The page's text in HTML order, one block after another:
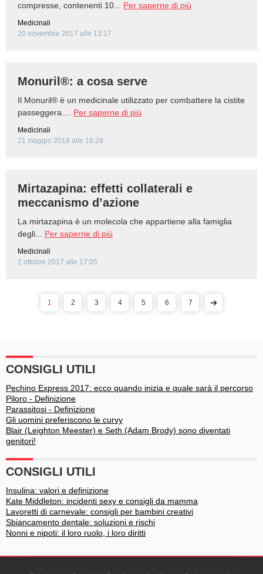
compresse, contenenti 10... Per saperne di più
Medicinali
20 novembre 2017 alle 13:17
Monuril®: a cosa serve
Il Monuril® è un medicinale utilizzato per combattere la cistite
passeggera.... Per saperne di più
Medicinali
21 maggio 2018 alle 16:28
Mirtazapina: effetti collaterali e
meccanismo d’azione
La mirtazapina è un molecola che appartiene alla famiglia
degli... Per saperne di più
Medicinali
2 ottobre 2017 alle 17:05
1 2 3 4 5 6 7
CONSIGLI UTILI
Pechino Express 2017: ecco quando inizia e quale sarà il percorso
Piloro - Definizione
Parassitosi - Definizione
Gli uomini preferiscono le curvy
Blair (Leighton Meester) e Seth (Adam Brody) sono diventati
genitori!
CONSIGLI UTILI
Insulina: valori e definizione
Kate Middleton: incidenti sexy e consigli da mamma
Lavoretti di carnevale: consigli per bambini creativi
Sbiancamento dentale: soluzioni e rischi
Nonni e nipoti: il loro ruolo, i loro diritti